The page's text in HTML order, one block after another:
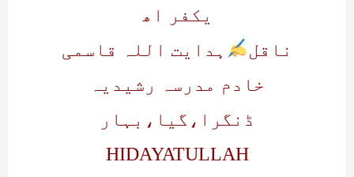
یکفر اھ
ناقل
ہدایت اللہ قاسمی
خادم مدرسہ رشیدیہ
ڈنگرا،گیا،بہار
HIDAYATULLAH